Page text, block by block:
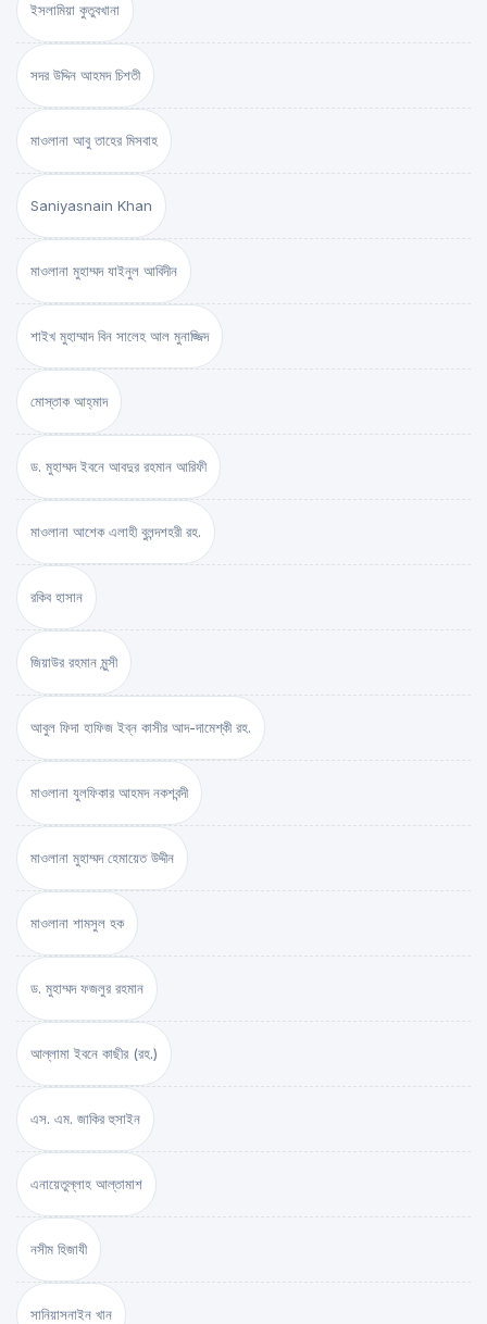
ইসলামিয়া কুতুবখানা
সদর উদ্দিন আহমদ চিশতী
মাওলানা আবু তাহের মিসবাহ
Saniyasnain Khan
মাওলানা মুহাম্মদ যাইনুল আবিদীন
শাইখ মুহাম্মাদ বিন সালেহ আল মুনাজ্জিদ
মোস্তাক আহ্‌মাদ
ড. মুহাম্মদ ইবনে আবদুর রহমান আরিফী
মাওলানা আশেক এলাহী বুলন্দশহরী রহ.
রকিব হাসান
জিয়াউর রহমান মুন্সী
আবুল ফিদা হাফিজ ইব্‌ন কাসীর আদ-দামেশ্‌কী রহ.
মাওলানা যুলফিকার আহমদ নকশবন্দী
মাওলানা মুহাম্মদ হেমায়েত উদ্দীন
মাওলানা শামসুল হক
ড. মুহাম্মদ ফজলুর রহমান
আল্লামা ইবনে কাছীর (রহ.)
এস. এম. জাকির হুসাইন
এনায়েতুল্লাহ আল্‌তামাশ
নসীম হিজাযী
সানিয়াসনাইন খান